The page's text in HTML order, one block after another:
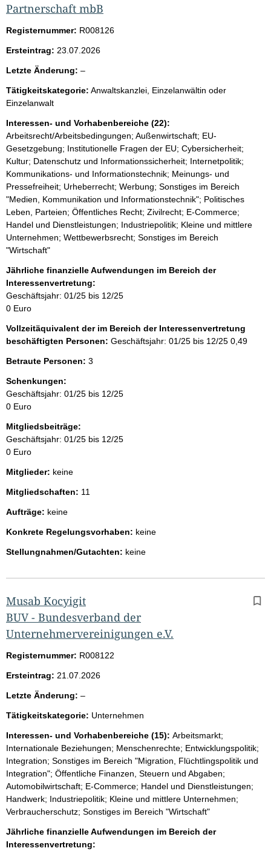
Partnerschaft mbB
Registernummer: R008126
Ersteintrag: 23.07.2026
Letzte Änderung: –l
e
Tätigkeitskategorie: Anwaltskanzlei, Einzelanwältin oder
Einzelanwalt
Interessen- und Vorhabenbereiche (22):
Arbeitsrecht/Arbeitsbedingungen; Außenwirtschaft; EU-
Gesetzgebung; Institutionelle Fragen der EU; Cybersicherheit;
Kultur; Datenschutz und Informationssicherheit; Internetpolitik;
Kommunikations- und Informationstechnik; Meinungs- und
Pressefreiheit; Urheberrecht; Werbung; Sonstiges im Bereich
"Medien, Kommunikation und Informationstechnik"; Politisches
Leben, Parteien; Öffentliches Recht; Zivilrecht; E-Commerce;
Handel und Dienstleistungen; Industriepolitik; Kleine und mittlere
Unternehmen; Wettbewerbsrecht; Sonstiges im Bereich
"Wirtschaft"
Jährliche finanzielle Aufwendungen im Bereich der
Interessenvertretung:
Geschäftsjahr: 01/25 bis 12/25
0 Euro
Vollzeitäquivalent der im Bereich der Interessenvertretung
beschäftigten Personen: Geschäftsjahr: 01/25 bis 12/25 0,49
Betraute Personen: 3
Schenkungen:
Geschäftsjahr: 01/25 bis 12/25
0 Euro
Mitgliedsbeiträge:
Geschäftsjahr: 01/25 bis 12/25
0 Euro
Mitglieder: keine
Mitgliedschaften: 11
Aufträge: keine
Konkrete Regelungsvorhaben: keine
Stellungnahmen/Gutachten: keine
Musab Kocyigit
BUV - Bundesverband der
Unternehmervereinigungen e.V.
Registernummer: R008122
Ersteintrag: 21.07.2026
Letzte Änderung: –l
e
r
Tätigkeitskategorie: Unternehmen
Interessen- und Vorhabenbereiche (15): Arbeitsmarkt;
Internationale Beziehungen; Menschenrechte; Entwicklungspolitik;
Integration; Sonstiges im Bereich "Migration, Flüchtlingspolitik und
Integration"; Öffentliche Finanzen, Steuern und Abgaben;
Automobilwirtschaft; E-Commerce; Handel und Dienstleistungen;
Handwerk; Industriepolitik; Kleine und mittlere Unternehmen;
Verbraucherschutz; Sonstiges im Bereich "Wirtschaft"
Jährliche finanzielle Aufwendungen im Bereich der
Interessenvertretung: